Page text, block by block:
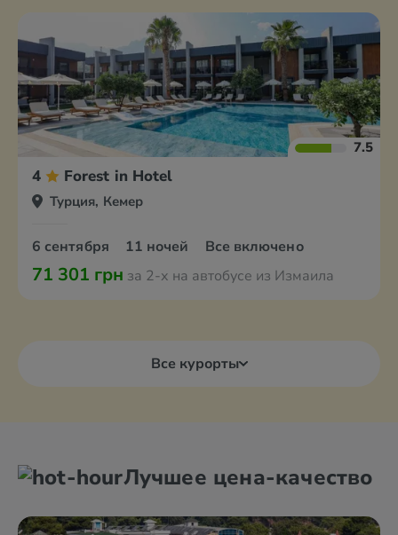
7.5
4 Forest in Hotel
Турция, Кемер
6 сентября 11 ночей Все включено
71 301 грн за 2-х на автобусе из Измаила
Все курорты
Лучшее цена-качество